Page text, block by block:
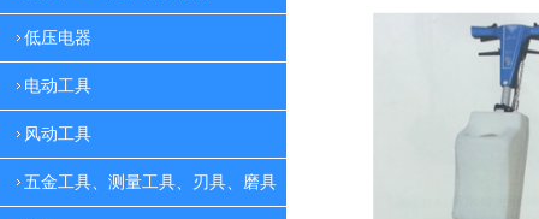
低压电器
电动工具
风动工具
五金工具、测量工具、刃具、磨具